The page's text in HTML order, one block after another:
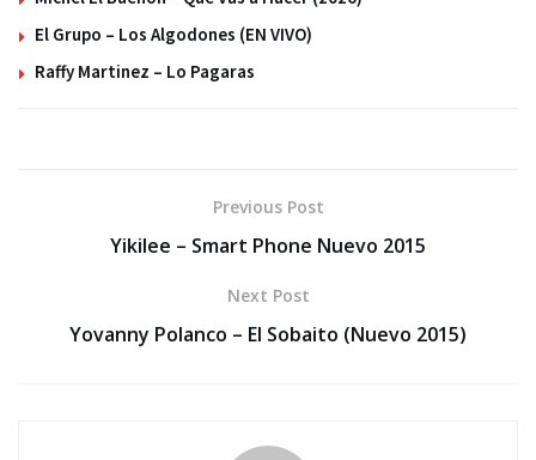
El Grupo – Los Algodones (EN VIVO)
Raffy Martinez – Lo Pagaras
Previous Post
Yikilee – Smart Phone Nuevo 2015
Next Post
Yovanny Polanco – El Sobaito (Nuevo 2015)